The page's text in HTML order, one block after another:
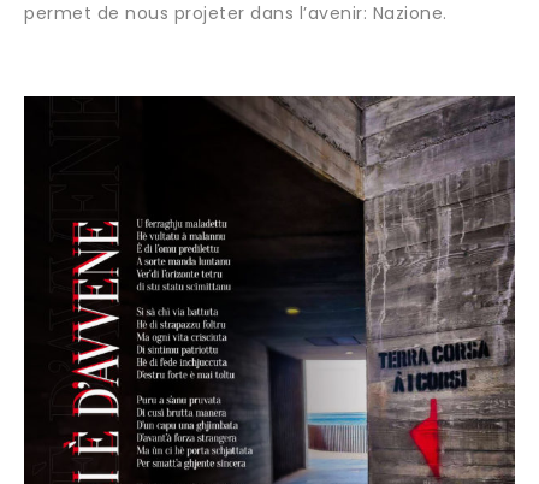
permet de nous projeter dans l’avenir: Nazione.